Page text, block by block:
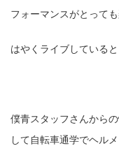
フォーマンスがとって
はやくライブしている
僕青スタッフさんから
して自転車通学でヘル